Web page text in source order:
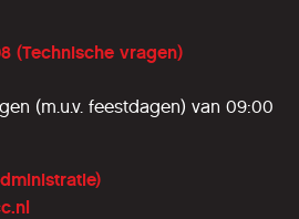
(Technische vragen)
(m.u.v. feestdagen) van 09:00